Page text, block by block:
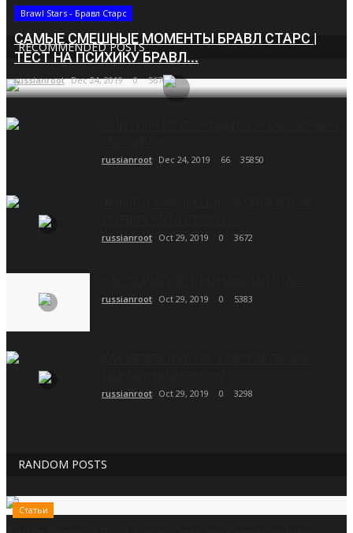
RECOMMENDED POSTS
Brawl Stars - Бравл Старс
САМЫЕ СМЕШНЫЕ МОМЕНТЫ БРАВЛ СТАРС |
ТЕСТ НА ПСИХИКУ БРАВЛ...
russianroot Dec 24, 2019 0 5670
russianroot Dec 24, 2019 66 35850
russianroot Oct 29, 2019 0 3672
russianroot Oct 29, 2019 0 5383
russianroot Oct 29, 2019 0 3298
RANDOM POSTS
Статьи